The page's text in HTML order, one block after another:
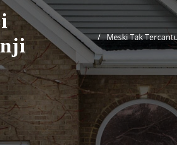
Meski Tak